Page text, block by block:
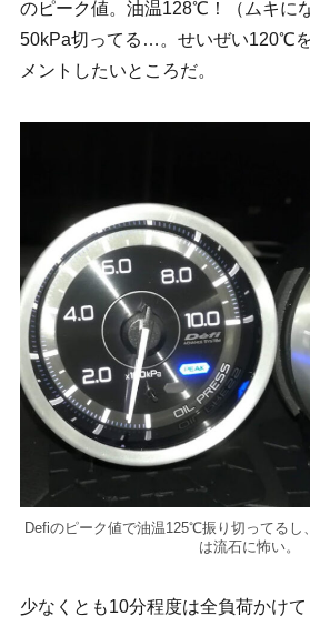
のピーク値。油温128℃！（ムキに
50kPa切ってる…。せいぜい120℃
メントしたいところだ。
Defiのピーク値で油温125℃振り切ってるし
は流石に怖い。
少なくとも10分程度は全負荷かけ